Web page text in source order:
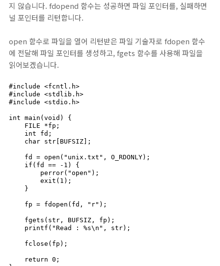
지 않습니다. fdopend 함수는 성공하면 파일 포인터를, 실패하면
널 포인터를 리턴합니다.
open 함수로 파일을 열어 리턴받은 파일 기술자로 fdopen 함수
에 전달해 파일 포인터를 생성하고, fgets 함수를 사용해 파일을
읽어보겠습니다.
#include <fcntl.h>
#include <stdlib.h>
#include <stdio.h>
int main(void) {